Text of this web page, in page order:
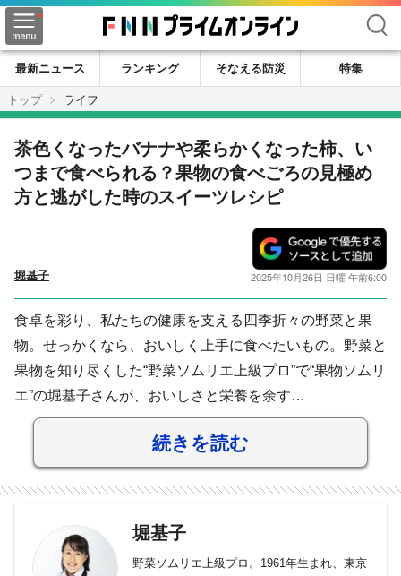
検索
最新ニュース ランキング そなえる防災
特集
トップ
ライフ
茶色くなったバナナや柔らかくなった柿、い
つまで食べられる？果物の食べごろの見極め
方と逃がした時のスイーツレシピ
堀基子 2025年10月26日 日曜 午前6:00
食卓を彩り、私たちの健康を支える四季折々の野菜と果
物。せっかくなら、おいしく上手に食べたいもの。野菜と
果物を知り尽くした“野菜ソムリエ上級プロ”で“果物ソムリ
エ”の堀基子さんが、おいしさと栄養を余す…
続きを読む
堀基子
野菜ソムリエ上級プロ。1961年生まれ、東京